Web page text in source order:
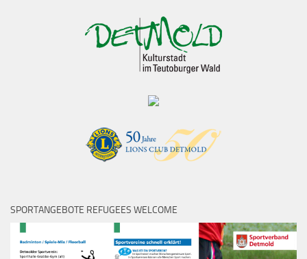
SPORTANGEBOTE REFUGEES WELCOME